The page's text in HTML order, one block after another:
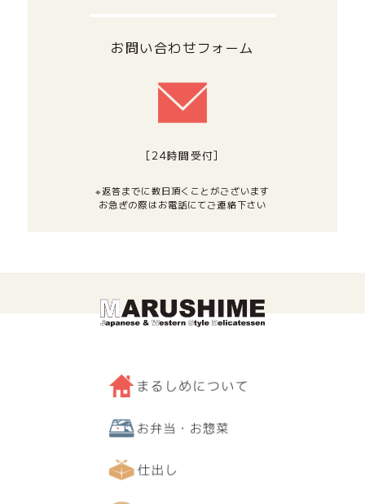
お問い合わせフォーム
[24時間受付]
※返答までに数日頂くことがございます
お急ぎの際はお電話にてご連絡下さい